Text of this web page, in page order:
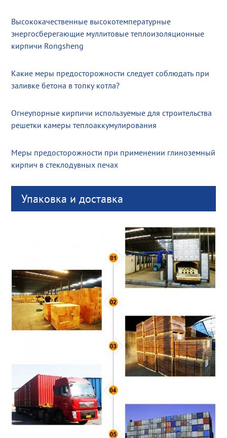
Высококачественные высокотемпературные
энергосберегающие муллитовые теплоизоляционные
кирпичи Rongsheng
Какие меры предосторожности следует соблюдать при
заливке бетона в топку котла?
Огнеупорные кирпичи используемые для строительства
решетки камеры теплоаккумулирования
Меры предосторожности при применении глиноземный
кирпич в стеклодувных печах
Упаковка и доставка